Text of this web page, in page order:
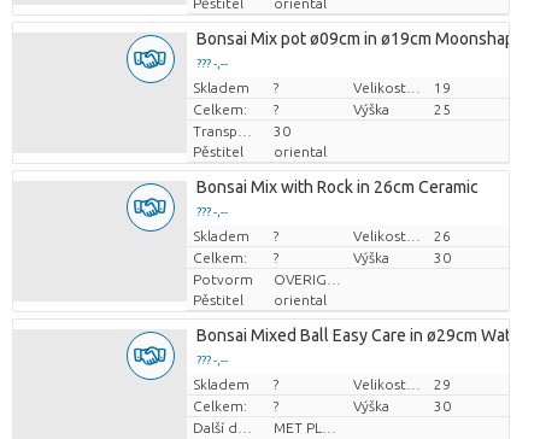
Pěstitel oriental
Bonsai Mix pot ø09cm in ø19cm Moonshape
??? -,--
Cena za kus
Skladem ?
19
Celkem:
? Výška
25
30
Pěstitel
oriental
Bonsai Mix with Rock in 26cm Ceramic
??? -,--
Cena za kus
Skladem ?
26
Celkem:
? Výška
30
Potvorm
Pěstitel
oriental
Bonsai Mixed Ball Easy Care in ø29cm
??? -,--
Cena za kus
Skladem ?
29
Celkem:
? Výška
30